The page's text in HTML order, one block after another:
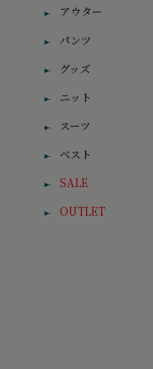
アウター
パンツ
グッズ
ニット
スーツ
ベスト
SALE
OUTLET